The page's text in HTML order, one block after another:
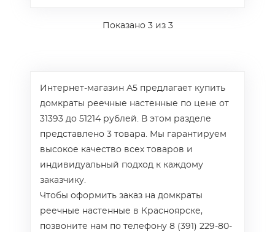
Показано 3из 3
Интернет-магазин А5 предлагает купить
домкраты реечные настенные по цене от
31393 до 51214 рублей. В этом разделе
представлено 3 товара. Мы гарантируем
высокое качество всех товаров и
индивидуальный подход к каждому
заказчику.
Чтобы оформить заказ на домкраты
реечные настенные в Красноярске,
позвоните нам по телефону 8 (391) 229-80-